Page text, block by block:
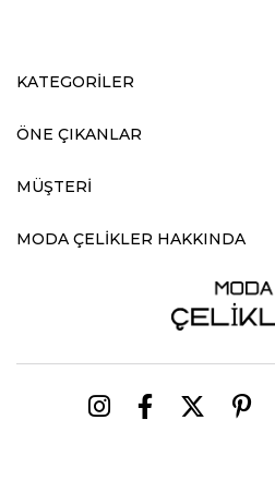
KATEGORİLER
ÖNE ÇIKANLAR
MÜŞTERİ
MODA ÇELİKLER HAKKINDA